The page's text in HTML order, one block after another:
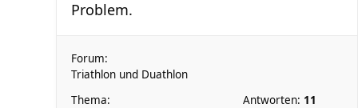
Problem.
Forum:
Triathlon und Duathlon
Thema:
Antworten: 11